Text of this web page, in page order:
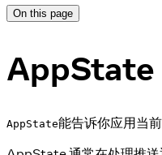
On this page
AppState
AppState能告诉你应用当